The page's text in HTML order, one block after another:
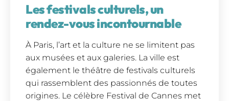
Les festivals culturels, un
rendez-vous incontournable
À Paris, l’art et la culture ne se limitent pas
aux musées et aux galeries. La ville est
également le théâtre de festivals culturels
qui rassemblent des passionnés de toutes
origines. Le célèbre Festival de Cannes met